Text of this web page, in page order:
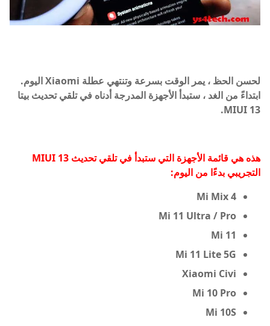
لحسن الحظ ، يمر الوقت بسرعة وتنتهي عطلة Xiaomi اليوم.
ابتداءً من الغد ، ستبدأ الأجهزة المدرجة أدناه في تلقي تحديث بيتا
MIUI 13.
هذه هي قائمة الأجهزة التي ستبدأ في تلقي تحديث MIUI 13
التجريبي بدءًا من اليوم:
Mi Mix 4
Mi 11 Ultra / Pro
Mi 11
Mi 11 Lite 5G
Xiaomi Civi
Mi 10 Pro
Mi 10S